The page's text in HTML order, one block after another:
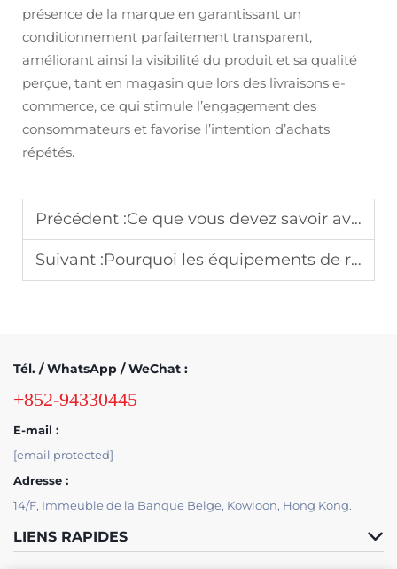
présence de la marque en garantissant un
conditionnement parfaitement transparent,
améliorant ainsi la visibilité du produit et sa qualité
perçue, tant en magasin que lors des livraisons e-
commerce, ce qui stimule l’engagement des
consommateurs et favorise l’intention d’achats
répétés.
Précédent :Ce que vous devez savoir avant d'acheter une machine à film rétractable
Suivant :Pourquoi les équipements de rétraction sont-ils idéaux pour l’emballage dans de multiples secteurs industriels
Tél. / WhatsApp / WeChat :
+852-94330445
E-mail :
[email protected]
Adresse :
14/F, Immeuble de la Banque Belge, Kowloon, Hong Kong.
LIENS RAPIDES